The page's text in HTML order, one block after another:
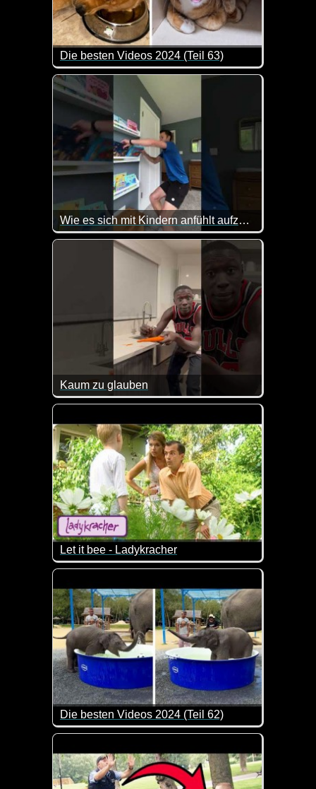
Die besten Videos 2024 (Teil 63)
Eine tolle Zusammenstellung von lustigen
Wie es sich mit Kindern anfühlt aufzuräumen
Hinter Kindern aufzuräumen könnte man
Kaum zu glauben
Warum einen einfachen Schäler nehmen, wenn
Let it bee - Ladykracher
Wie war das noch mal mit den Bienen und
Die besten Videos 2024 (Teil 62)
Eine tolle Zusammenstellung von lustigen